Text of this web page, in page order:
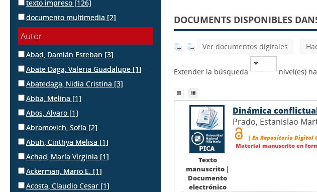
texto impreso [126]
documento multimedia [2]
Autor
Abad, Damián Esteban [3]
Abate Daga, Valeria Guadalupe [1]
Abatedaga, Nidia Cristina [3]
Abba, Melina [1]
Abos, Alvaro [1]
Abramovich, Sofía [2]
Abuh, Cinthya Melisa [1]
Achad, María Virginia [1]
Ackerman, Mario E. [1]
Acosta, Claudio Cesar [1]
DOCUMENTS DISPONIBLES
Ver documentos digitales
Extender la búsqueda nivel(es)
Texto
manuscrito |
Documento
electrónico
Dinámica
Prado, Estanislao
| En Repositorio Digital
Material manuscrito en